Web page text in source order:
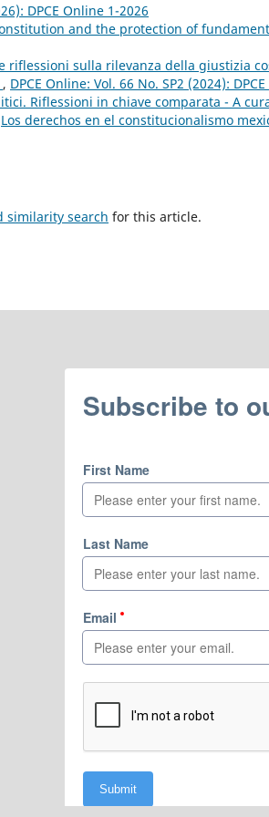
DPCE Online 1-2026
and the protection of
riflessioni sulla rilevanza della giustizia
, DPCE Online: Vol. 66 No. SP2 (2024):
Riflessioni in chiave comparata - A
Los derechos en el constitucionalismo
similarity search for this article.